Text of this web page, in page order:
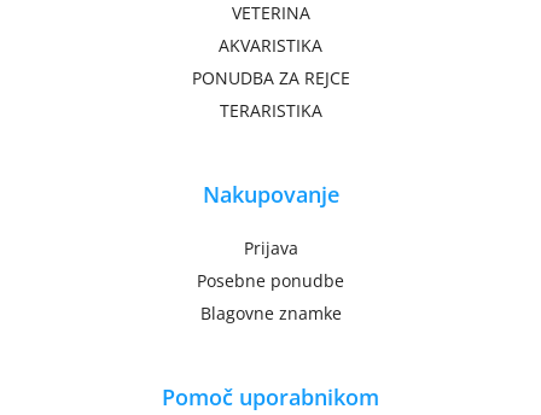
VETERINA
AKVARISTIKA
PONUDBA ZA REJCE
TERARISTIKA
Nakupovanje
Prijava
Posebne ponudbe
Blagovne znamke
Pomoč uporabnikom